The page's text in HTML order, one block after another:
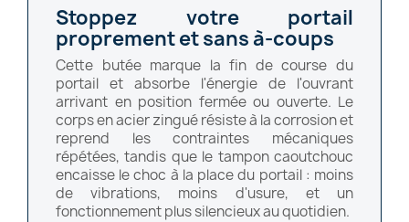
Stoppez votre portail
proprement et sans à-coups
Cette butée marque la fin de course du
portail et absorbe l'énergie de l'ouvrant
arrivant en position fermée ou ouverte. Le
corps en acier zingué résiste à la corrosion et
reprend les contraintes mécaniques
répétées, tandis que le tampon caoutchouc
encaisse le choc à la place du portail : moins
de vibrations, moins d'usure, et un
fonctionnement plus silencieux au quotidien.